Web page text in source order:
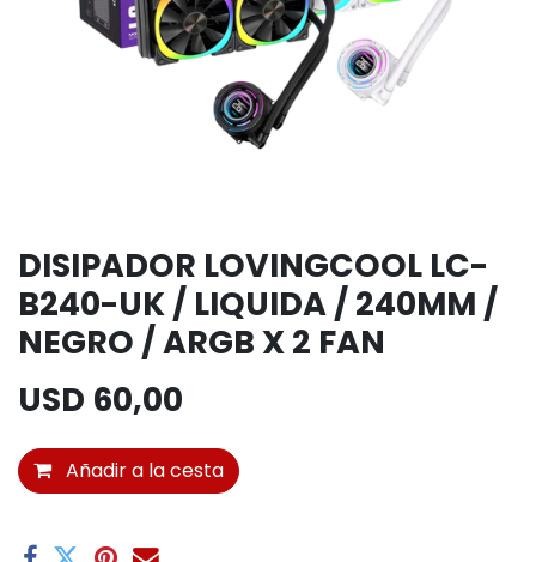
DISIPADOR LOVINGCOOL LC-
B240-UK / LIQUIDA / 240MM /
NEGRO / ARGB X 2 FAN
USD 60,00
Añadir a la cesta